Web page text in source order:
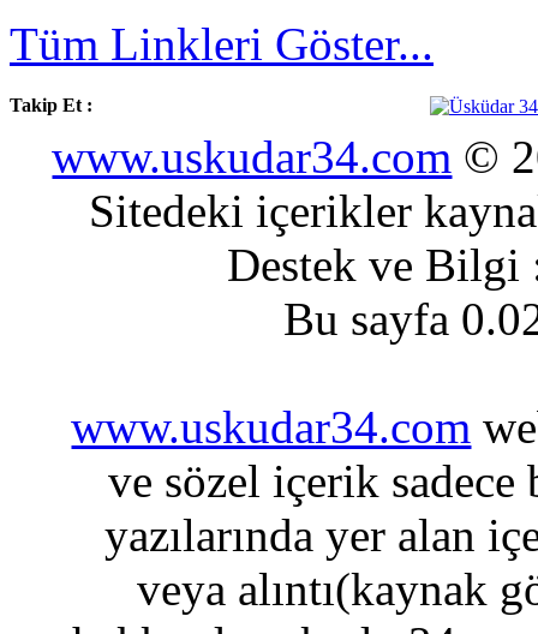
Tüm Linkleri Göster...
Takip Et :
www.uskudar34.com ©
Sitedeki içerikler
Destek ve
Bu sayfa
www.uskudar34.com
ve sözel içerik sadece
yazılarında yer alan
veya alıntı(kaynak